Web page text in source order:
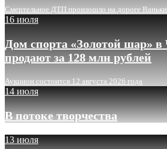
Смертельное ДТП произошло на дороге
16 июля
Дом спорта «Золотой шар»
продают за 128 млн рублей
Аукцион состоится 12 августа 2026 года
14 июля
В потоке творчества
13 июля